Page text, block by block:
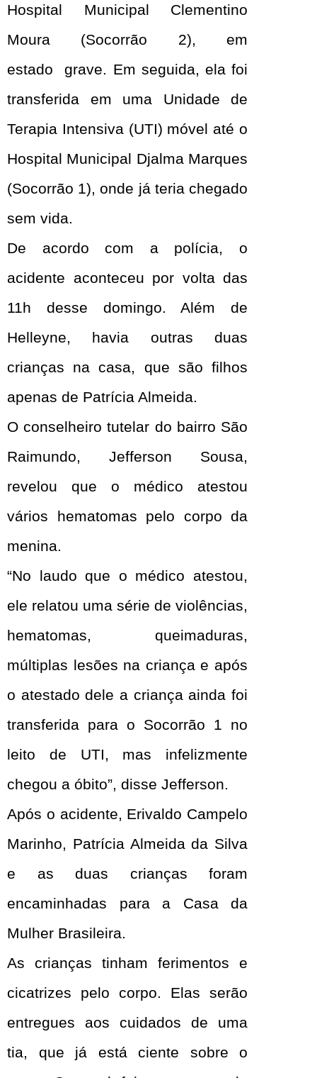
Hospital Municipal Clementino
Moura (Socorrão 2), em
estado grave. Em seguida, ela foi
transferida em uma Unidade de
Terapia Intensiva (UTI) móvel até o
Hospital Municipal Djalma Marques
(Socorrão 1), onde já teria chegado
sem vida.
De acordo com a polícia, o
acidente aconteceu por volta das
11h desse domingo. Além de
Helleyne, havia outras duas
crianças na casa, que são filhos
apenas de Patrícia Almeida.
O conselheiro tutelar do bairro São
Raimundo, Jefferson Sousa,
revelou que o médico atestou
vários hematomas pelo corpo da
menina.
“No laudo que o médico atestou,
ele relatou uma série de violências,
hematomas, queimaduras,
múltiplas lesões na criança e após
o atestado dele a criança ainda foi
transferida para o Socorrão 1 no
leito de UTI, mas infelizmente
chegou a óbito”, disse Jefferson.
Após o acidente, Erivaldo Campelo
Marinho, Patrícia Almeida da Silva
e as duas crianças foram
encaminhadas para a Casa da
Mulher Brasileira.
As crianças tinham ferimentos e
cicatrizes pelo corpo. Elas serão
entregues aos cuidados de uma
tia, que já está ciente sobre o